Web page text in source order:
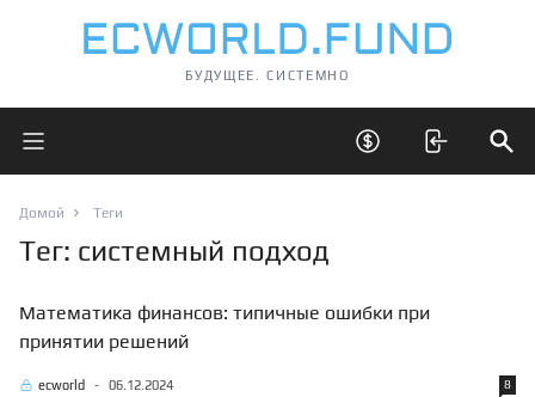
БУДУЩЕЕ. СИСТЕМНО
Открыть главное меню Открыть скрытые
Домой Теги
Тег: системный подход
Математика финансов: типичные ошибки при
принятии решений
ecworld - 06.12.2024 8